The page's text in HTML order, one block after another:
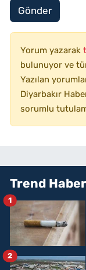
Gönder
Yorum yazarak
bulunuyor ve
Yazılan
Diyarbakır
sorumlu
Trend
1
2